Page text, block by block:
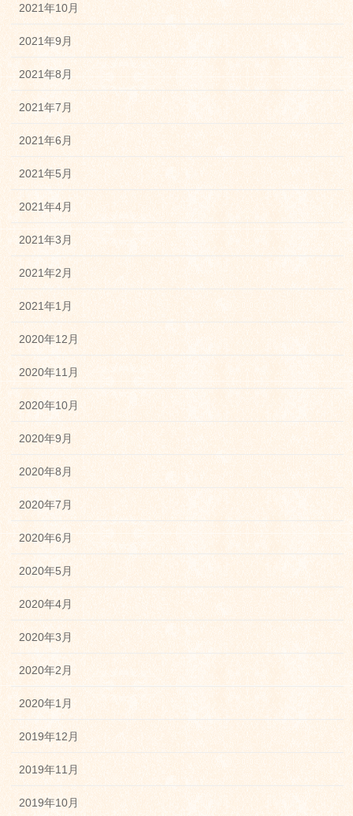
2021年10月
2021年9月
2021年8月
2021年7月
2021年6月
2021年5月
2021年4月
2021年3月
2021年2月
2021年1月
2020年12月
2020年11月
2020年10月
2020年9月
2020年8月
2020年7月
2020年6月
2020年5月
2020年4月
2020年3月
2020年2月
2020年1月
2019年12月
2019年11月
2019年10月